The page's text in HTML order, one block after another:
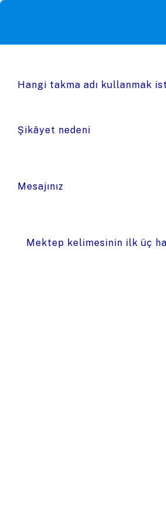
Hangi takma adı kullanmak
Şikâyet nedeni
Mesajınız
Mektep kelimesinin ilk üç